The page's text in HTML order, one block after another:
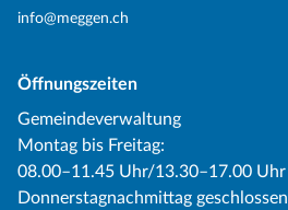
info@meggen.ch
Öffnungszeiten
Gemeindeverwaltung
Montag bis Freitag:
08.00–11.45 Uhr/13.30–17.00 Uhr
Donnerstagnachmittag geschlossen